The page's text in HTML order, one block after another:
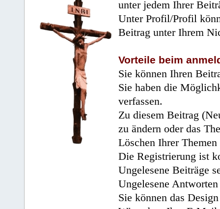
unter jedem Ihrer
Unter Profil/Profil
Beitrag unter Ihrem
Vorteile beim
Sie können Ihren
Sie haben die
verfassen.
Zu diesem Beitrag
zu ändern oder das
Löschen Ihrer
Die Registrierung ist
Ungelesene Beiträge
Ungelesene
Sie können das